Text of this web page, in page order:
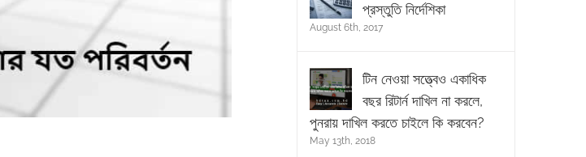
প্রস্তুতি নির্দেশিকা
August 6th, 2017
টিন নেওয়া সত্ত্বেও একাধিক
বছর রিটার্ন দাখিল না করলে,
পুনরায় দাখিল করতে চাইলে কি করবেন?
May 13th, 2018